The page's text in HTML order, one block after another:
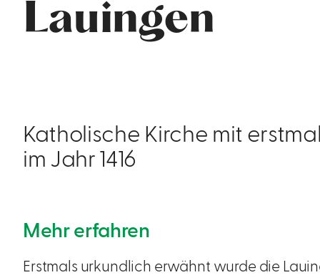
Lauingen
Katholische Kirche mit
im Jahr 1416
Mehr erfahren
Erstmals urkundlich erwähnt wurde die